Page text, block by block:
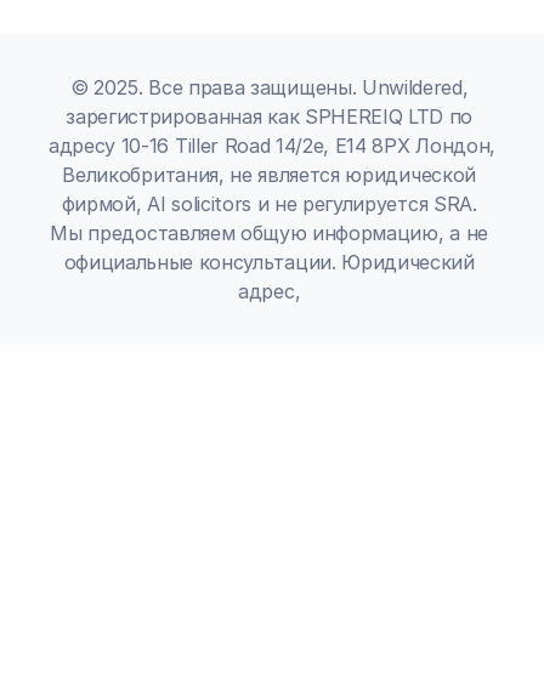
© 2025. Все права защищены. Unwildered,
зарегистрированная как SPHEREIQ LTD по
адресу 10-16 Tiller Road 14/2e, E14 8PX Лондон,
Великобритания, не является юридической
фирмой, AI solicitors и не регулируется SRA.
Мы предоставляем общую информацию, а не
официальные консультации. Юридический
адрес,